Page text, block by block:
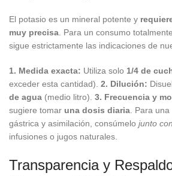
El potasio es un mineral potente y
muy precisa . Para un consumo
sigue estrictamente las indicaciones de
1. Medida exacta: Utiliza solo 1/4 de
exceder esta cantidad). 2. Dilución:
de agua (medio litro). 3. Frecuencia y
sugiere tomar una dosis diaria . Para
gástrica y asimilación, consúmelo junto
infusiones o jugos naturales.
Transparencia y